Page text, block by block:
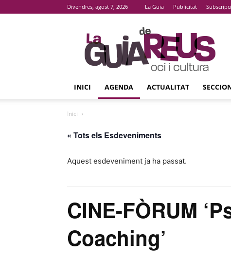
Divendres, agost 7, 2026 La Guia Publicitat
La
Guia
De
Reus
INICI AGENDA ACTUALITAT
Inici
« Tots els Esdeveniments
Aquest esdeveniment ja ha passat.
CINE-FÒRUM
Coaching’